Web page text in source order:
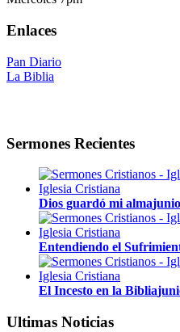
Enlaces
Pan Diario
La Biblia
Sermones Recientes
Dios guardó mi alma
Entendiendo el
El Incesto en la Biblia
Ultimas Noticias